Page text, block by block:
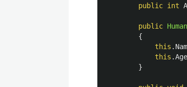
public int
public Human
{
this .
this .Age
}